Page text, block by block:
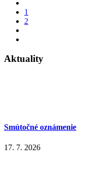
1
2
Aktuality
Smútočné oznámenie
17. 7. 2026